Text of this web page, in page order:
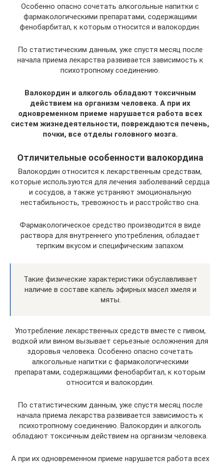
Особенно опасно сочетать алкогольные напитки с
фармакологическими препаратами, содержащими
фенобарбитал, к которым относится и валокордин.
По статистическим данным, уже спустя месяц после
начала приема лекарства развивается зависимость к
психотропному соединению.
Валокордин и алкоголь обладают токсичным
действием на организм человека. А при их
одновременном приеме нарушается работа всех
систем жизнедеятельности, повреждаются печень,
почки, все отделы головного мозга.
Отличительные особенности валокордина
Валокордин относится к лекарственным средствам,
которые используются для лечения заболеваний сердца
и сосудов, а также устраняют эмоциональную
нестабильность, тревожность и расстройство сна.
Фармакологическое средство производится в виде
раствора для внутреннего употребления, обладает
терпким вкусом и специфическим запахом.
Такие физические характеристики обуславливает
наличие в составе капель эфирных масел хмеля и
мяты.
Употребление лекарственных средств вместе с пивом,
водкой или вином вызывает серьезные осложнения для
здоровья человека. Особенно опасно сочетать
алкогольные напитки с фармакологическими
препаратами, содержащими фенобарбитал, к которым
относится и валокордин.
По статистическим данным, уже спустя месяц после
начала приема лекарства развивается зависимость к
психотропному соединению. Валокордин и алкоголь
обладают токсичным действием на организм человека.
А при их одновременном приеме нарушается работа всех